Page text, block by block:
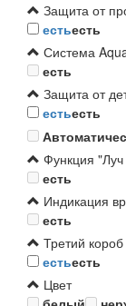
Защита от
естьесть
Система
есть
Защита от
естьесть
Функция
есть
Индикация
есть
Третий короб
естьесть
Цвет